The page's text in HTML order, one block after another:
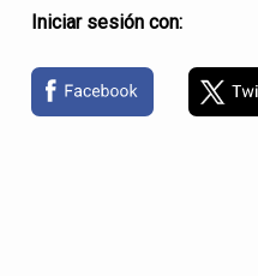
Iniciar sesión con: